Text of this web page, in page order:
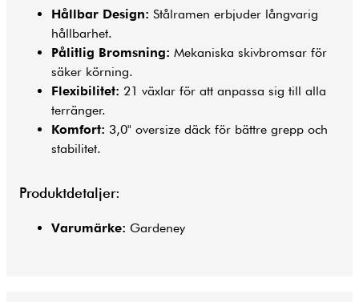
Hållbar Design: Stålramen erbjuder långvarig
hållbarhet.
Pålitlig Bromsning: Mekaniska skivbromsar för
säker körning.
Flexibilitet: 21 växlar för att anpassa sig till alla
terränger.
Komfort: 3,0" oversize däck för bättre grepp och
stabilitet.
Produktdetaljer:
Varumärke: Gardeney